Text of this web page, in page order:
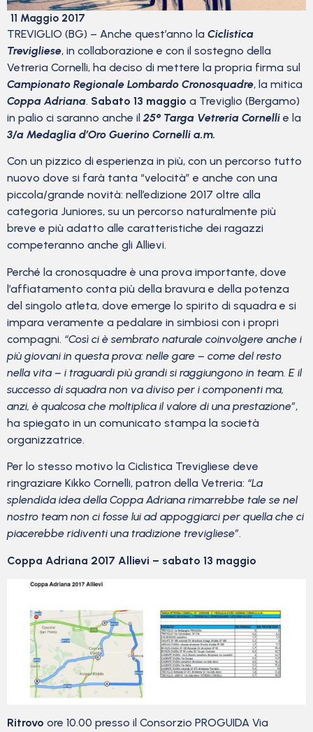
11 Maggio 2017
TREVIGLIO (BG) – Anche quest’anno la Ciclistica
Trevigliese, in collaborazione e con il sostegno della
Vetreria Cornelli, ha deciso di mettere la propria firma sul
Campionato Regionale Lombardo Cronosquadre, la mitica
Coppa Adriana. Sabato 13 maggio a Treviglio (Bergamo)
in palio ci saranno anche il 25° Targa Vetreria Cornelli e la
3/a Medaglia d’Oro Guerino Cornelli a.m.
Con un pizzico di esperienza in più, con un percorso tutto
nuovo dove si farà tanta “velocità” e anche con una
piccola/grande novità: nell’edizione 2017 oltre alla
categoria Juniores, su un percorso naturalmente più
breve e più adatto alle caratteristiche dei ragazzi
competeranno anche gli Allievi.
Perché la cronosquadre è una prova importante, dove
l’affiatamento conta più della bravura e della potenza
del singolo atleta, dove emerge lo spirito di squadra e si
impara veramente a pedalare in simbiosi con i propri
compagni. “Così ci è sembrato naturale coinvolgere anche i
più giovani in questa prova: nelle gare – come del resto
nella vita – i traguardi più grandi si raggiungono in team. E il
successo di squadra non va diviso per i componenti ma,
anzi, è qualcosa che moltiplica il valore di una prestazione”,
ha spiegato in un comunicato stampa la società
organizzatrice.
Per lo stesso motivo la Ciclistica Trevigliese deve
ringraziare Kikko Cornelli, patron della Vetreria: “La
splendida idea della Coppa Adriana rimarrebbe tale se nel
nostro team non ci fosse lui ad appoggiarci per quella che ci
piacerebbe ridiventi una tradizione trevigliese”.
Coppa Adriana 2017 Allievi – sabato 13 maggio
Ritrovo ore 10.00 presso il Consorzio PROGUIDA Via